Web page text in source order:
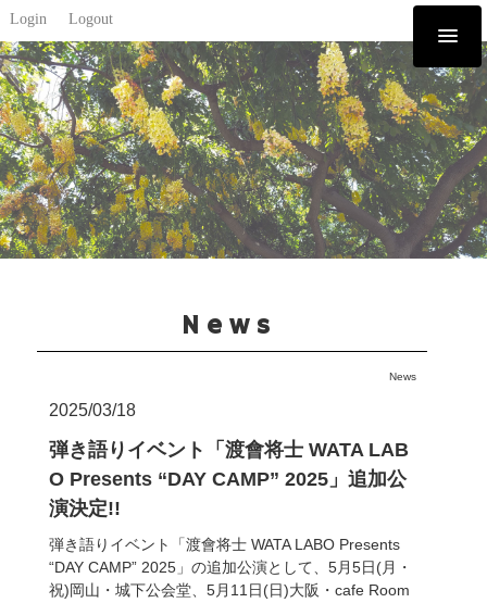
Login Logout
News
News
2025/03/18
弾き語りイベント「渡會将士 WATA LAB
O Presents “DAY CAMP” 2025」追加公
演決定!!
弾き語りイベント「渡會将士 WATA LABO Presents
“DAY CAMP” 2025」の追加公演として、5月5日(月・
祝)岡山・城下公会堂、5月11日(日)大阪・cafe Room